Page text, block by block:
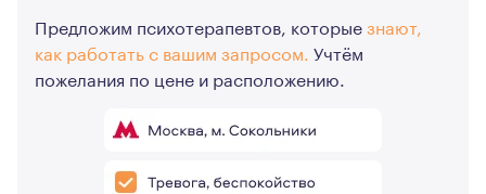
Предложим психотерапевтов, которыезнают,
как работать с вашим запросом. Учтём
пожелания по цене и расположению.